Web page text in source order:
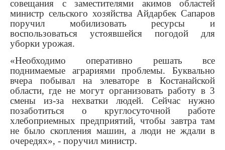
совещания с заместителями акимов областей
министр сельского хозяйства Айдарбек Сапаров
поручил мобилизовать ресурсы и
воспользоваться устоявшейся погодой для
уборки урожая.
«Необходимо оперативно решать все
поднимаемые аграриями проблемы. Буквально
вчера побывал на элеваторе в Костанайской
области, где не могут организовать работу в 3
смены из-за нехватки людей. Сейчас нужно
позаботиться о круглосуточной работе
хлебоприемных предприятий, чтобы завтра там
не было скопления машин, а люди не ждали в
очередях», - поручил министр.